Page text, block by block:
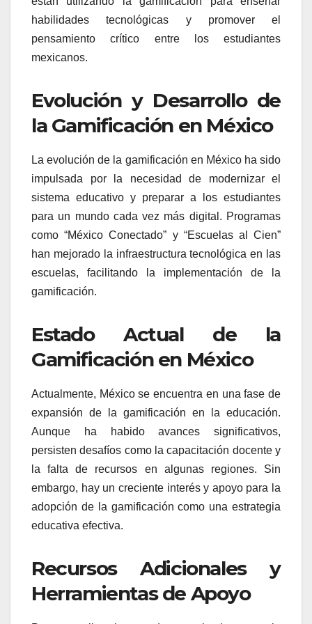
habilidades tecnológicas y promover el
pensamiento crítico entre los estudiantes
mexicanos.
Evolución y Desarrollo de
la Gamificación en México
La evolución de la gamificación en México ha sido
impulsada por la necesidad de modernizar el
sistema educativo y preparar a los estudiantes
para un mundo cada vez más digital. Programas
como “México Conectado” y “Escuelas al Cien”
han mejorado la infraestructura tecnológica en las
escuelas, facilitando la implementación de la
gamificación.
Estado Actual de la
Gamificación en México
Actualmente, México se encuentra en una fase de
expansión de la gamificación en la educación.
Aunque ha habido avances significativos,
persisten desafíos como la capacitación docente y
la falta de recursos en algunas regiones. Sin
embargo, hay un creciente interés y apoyo para la
adopción de la gamificación como una estrategia
educativa efectiva.
Recursos Adicionales y
Herramientas de Apoyo